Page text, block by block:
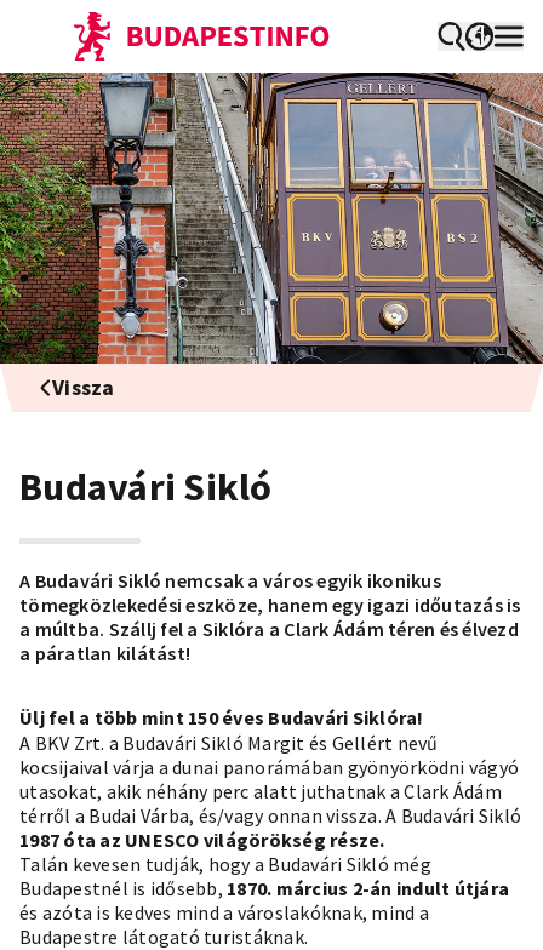
Vissza
Budavári Sikló
A Budavári Sikló nemcsak a város egyik ikonikus
tömegközlekedési eszköze, hanem egy igazi időutazás is
a múltba. Szállj fel a Siklóra a Clark Ádám téren és élvezd
a páratlan kilátást!
Ülj fel a több mint 150 éves Budavári Siklóra!
A BKV Zrt. a Budavári Sikló Margit és Gellért nevű
kocsijaival várja a dunai panorámában gyönyörködni vágyó
utasokat, akik néhány perc alatt juthatnak a Clark Ádám
térről a Budai Várba, és/vagy onnan vissza. A Budavári Sikló
1987 óta az UNESCO világörökség része.
Talán kevesen tudják, hogy a Budavári Sikló még
Budapestnél is idősebb, 1870. március 2-án indult útjára
és azóta is kedves mind a városlakóknak, mind a
Budapestre látogató turistáknak.